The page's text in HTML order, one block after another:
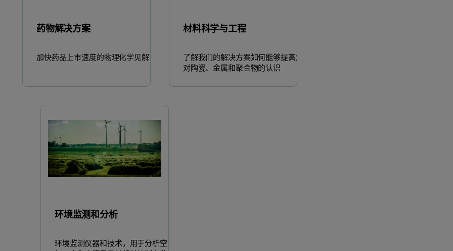
药物解决方案
加快药品上市速度的物理化学见解
材料科学与工程
了解我们的解决方案如何能够提高您
对陶瓷、金属和聚合物的认识
环境监测和分析
环境监测仪器和技术，用于分析空